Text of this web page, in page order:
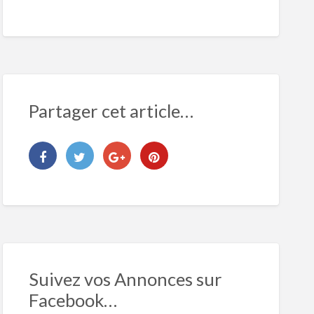
Partager cet article…
Suivez vos Annonces sur
Facebook…